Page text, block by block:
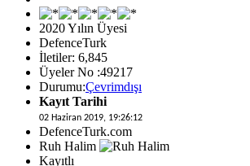
2020 Yılın Üyesi
DefenceTurk
İletiler: 6,845
Üyeler No :49217
Durumu:Çevrimdışı
Kayıt Tarihi
02 Haziran 2019, 19:26:12
DefenceTurk.com
Ruh Halim
Kayıtlı